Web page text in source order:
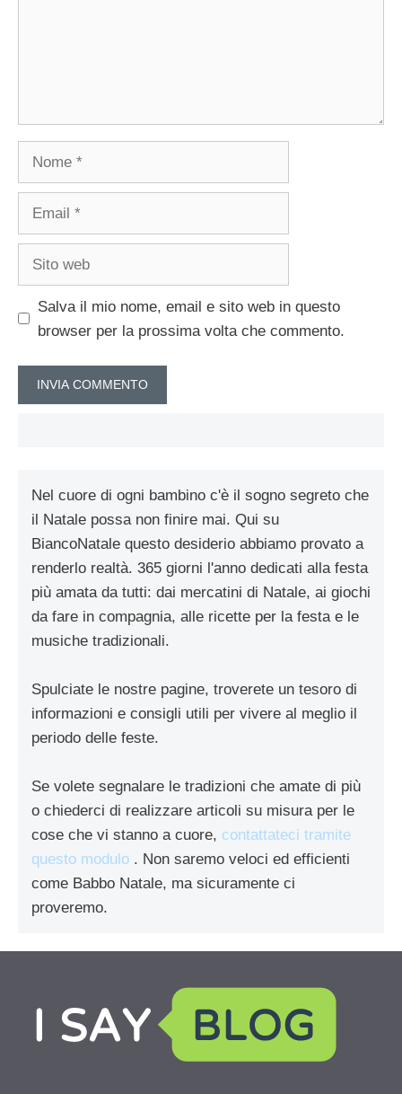
Nome
Email
Sito
Salva il mio nome, email e sito web in questo
browser per la prossima volta che commento.
Nel cuore di ogni bambino c'è il sogno segreto che
il Natale possa non finire mai. Qui su
BiancoNatale questo desiderio abbiamo provato a
renderlo realtà. 365 giorni l'anno dedicati alla festa
più amata da tutti: dai mercatini di Natale, ai giochi
da fare in compagnia, alle ricette per la festa e le
musiche tradizionali.
Spulciate le nostre pagine, troverete un tesoro di
informazioni e consigli utili per vivere al meglio il
periodo delle feste.
Se volete segnalare le tradizioni che amate di più
o chiederci di realizzare articoli su misura per le
cose che vi stanno a cuore, contattateci tramite
questo modulo . Non saremo veloci ed efficienti
come Babbo Natale, ma sicuramente ci
proveremo.